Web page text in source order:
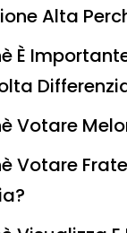
Alta
È
Votare
Votare